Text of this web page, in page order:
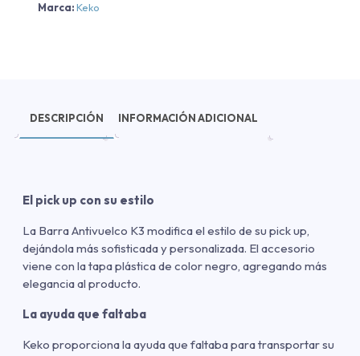
Marca:Keko
DESCRIPCIÓN INFORMACIÓN ADICIONAL
El pick up con su estilo
La Barra Antivuelco K3 modifica el estilo de su pick up,
dejándola más sofisticada y personalizada. El accesorio
viene con la tapa plástica de color negro, agregando más
elegancia al producto.
La ayuda que faltaba
Keko proporciona la ayuda que faltaba para transportar su